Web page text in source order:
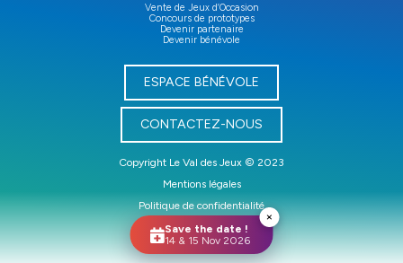
Vente de Jeux d’Occasion
Concours de prototypes
Devenir partenaire
Devenir bénévole
ESPACE BÉNÉVOLE
CONTACTEZ-NOUS
Copyright Le Val des Jeux © 2023
Mentions légales
Politique de confidentialité
Site réalisé par
Kézart
Save the date !
14 & 15 Nov 2026
×